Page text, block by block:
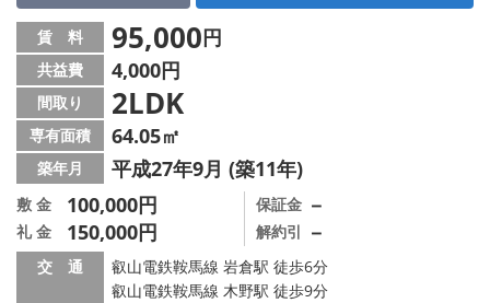
スタッフ紹介
賃貸管理の北白川店
店舗情報·アクセス
会社概要
メールでお問い合わせ
賃 料 95,000円
共益費 4,000円
間取り 2LDK
専有面積 64.05㎡
築年月 平成27年9月 (築11年)
敷 金 100,000円
礼 金 150,000円
保証金 －
解約引 －
交 通
叡山電鉄鞍馬線 岩倉駅 徒歩6分
叡山電鉄鞍馬線 木野駅 徒歩9分